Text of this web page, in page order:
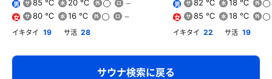
男 85 ℃ 20 ℃
女 80 ℃ 16 ℃
イキタイ 19 サ活 28
男 82 ℃ 18 ℃
女 85 ℃ 18 ℃
イキタイ 22 サ活 19
サウナ検索に戻る